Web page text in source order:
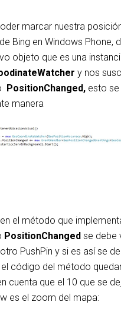
marcar nuestra
Bing en Windows Phone,
objeto que es una
y nos
PositionChanged, esto
manera
el método que
PositionChanged se debe
PushPin y si es así se
código del método
cuenta que el 10 que se
es el zoom del mapa: